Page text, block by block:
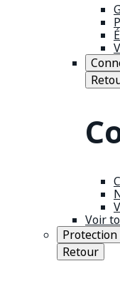
Voir
Retour